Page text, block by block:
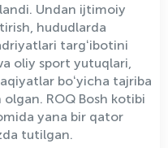
Undan ijtimoiy
hududlarda
targʻibotini
oliy sport yutuqlari,
boʻyicha tajriba
olgan. ROQ Bosh kotibi
yana bir qator
tutilgan.